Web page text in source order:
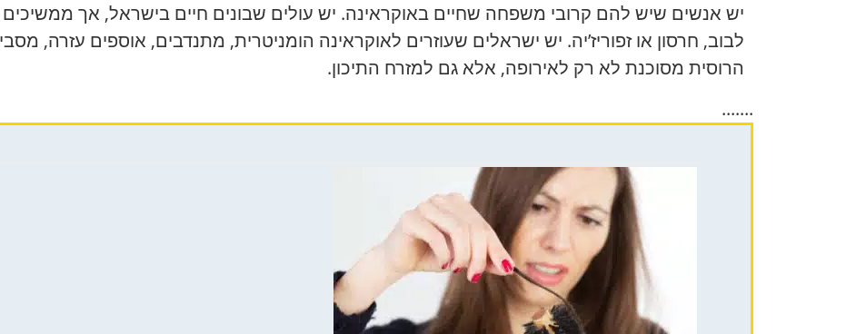
יש אנשים שיש להם קרובי משפחה שחיים באוקראינה. יש עולים שבונים חיים בישראל, אך ממשיכים
לבוב, חרסון או זפוריז’יה. יש ישראלים שעוזרים לאוקראינה הומניטרית, מתנדבים, אוספים עזרה,
הרוסית מסוכנת לא רק לאירופה, אלא גם למזרח התיכון.
.......